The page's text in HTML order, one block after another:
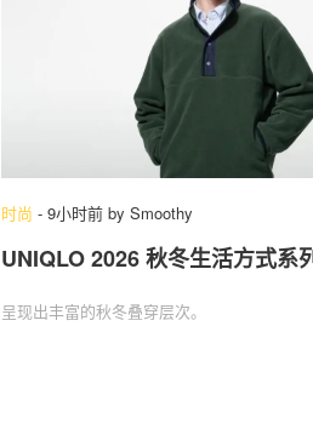
时尚 - 9小时前 by Smoothy
UNIQLO 2026 秋冬生活方式系
呈现出丰富的秋冬叠穿层次。